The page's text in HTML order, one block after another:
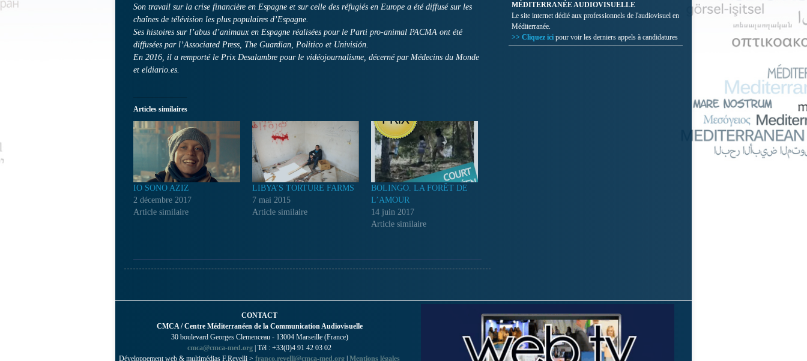
Son travail sur la crise financière en Espagne et sur celle des réfugiés en Europe a été diffusé sur les
chaînes de télévision les plus populaires d’Espagne.
Ses histoires sur l’abus d’animaux en Espagne réalisées pour le Parti pro-animal PACMA ont été
diffusées par l’Associated Press, The Guardian, Politico et Univisión.
En 2016, il a remporté le Prix Desalambre pour le vidéojournalisme, décerné par Médecins du Monde
et eldiario.es.
Articles similaires
IO SONO AZIZ
2 décembre 2017
Article similaire
LIBYA’S TORTURE FARMS
7 mai 2015
Article similaire
BOLINGO. LA FORÊT DE
L’AMOUR
14 juin 2017
Article similaire
MÉDITERRANÉE AUDIOVISUELLE
Le site internet dédié aux professionnels de l'audiovisuel en
Méditerranée.
>> Cliquez ici pour voir les derniers appels à candidatures
CONTACT
CMCA / Centre Méditerranéen de la Communication Audiovisuelle
30 boulevard Georges Clemenceau - 13004 Marseille (France)
cmca@cmca-med.org | Tél : +33(0)4 91 42 03 02
Développement web & multimédias F.Revelli > franco.revelli@cmca-med.org | Mentions légales